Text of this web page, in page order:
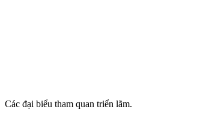
Các đại biểu tham quan triển lãm.